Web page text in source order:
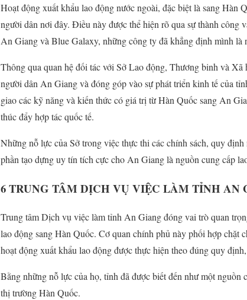
Hoạt động xuất khẩu lao động nước ngoài, đặc biệt là sang
người dân nơi đây. Điều này được thể hiện rõ qua sự thành
An Giang và Blue Galaxy, những công ty đã khẳng định mình là
Thông qua quan hệ đối tác với Sở Lao động, Thương binh và
người dân An Giang và đóng góp vào sự phát triển kinh tế của
giao các kỹ năng và kiến thức có giá trị từ Hàn Quốc sang An
thúc đẩy hợp tác quốc tế.
Những nỗ lực của Sở trong việc thực thi các chính sách, quy
phần tạo dựng uy tín tích cực cho An Giang là nguồn cung cấp
6TRUNG TÂM DỊCH VỤ VIỆC LÀM TỈNH AN
Trung tâm Dịch vụ việc làm tỉnh An Giang đóng vai trò quan
lao động sang Hàn Quốc. Cơ quan chính phủ này phối hợp
hoạt động xuất khẩu lao động được thực hiện theo đúng quy
Bằng những nỗ lực của họ, tỉnh đã được biết đến như một
thị trường Hàn Quốc.